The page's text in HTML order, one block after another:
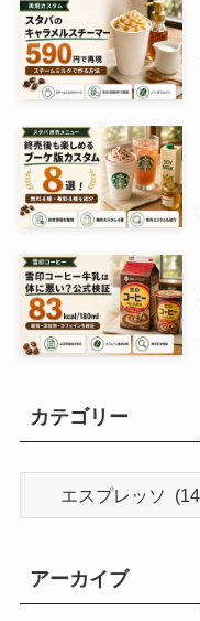
カテゴリー
リ
ー
アーカイブ